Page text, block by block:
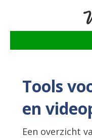
Tools
en
Een overzicht